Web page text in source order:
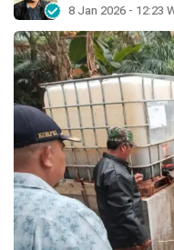
8 Jan 2026 - 12:23